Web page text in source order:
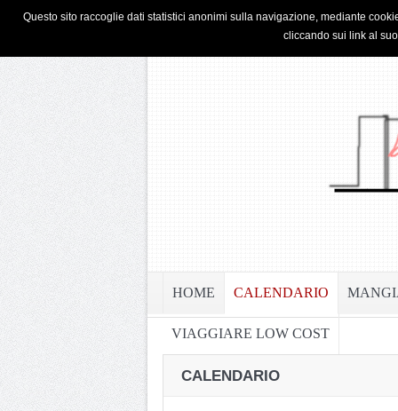
HOME PRIVACY & COOKIE POLICY
HOME CALENDARIO
VIAGGIARE LOW COST
CALENDARIO
Questo sito raccoglie dati statistici anonimi sulla navigazione, mediante
cliccando sui link al